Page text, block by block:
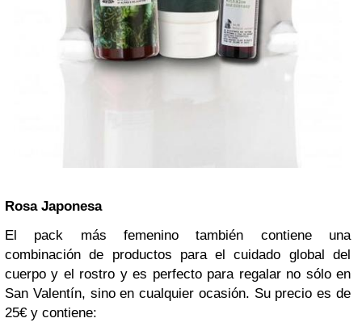
Rosa Japonesa
El pack más femenino también contiene una
combinación de productos para el cuidado global del
cuerpo y el rostro y es perfecto para regalar no sólo en
San Valentín, sino en cualquier ocasión. Su precio es de
25€ y contiene: